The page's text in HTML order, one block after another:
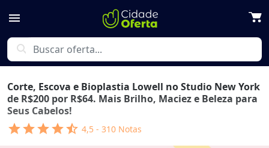
menu
search
Corte, Escova e Bioplastia Lowell no Studio New York
de R$200 por R$64. Mais Brilho, Maciez e Beleza para
Seus Cabelos!
starstarstarstarstar_half 4,5 - 310 Notas